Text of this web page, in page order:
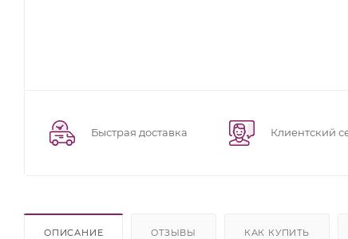
Быстрая доставка Клиентский
ОПИСАНИЕ ОТЗЫВЫ КАК КУПИТЬ